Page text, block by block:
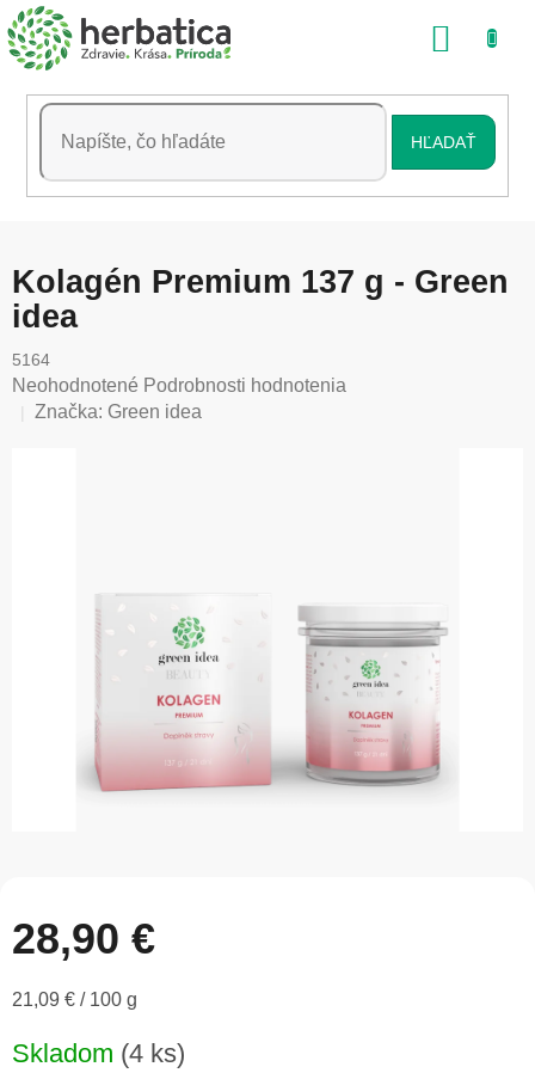
Prejsť
na
obsah
HĽADAŤ
Kolagén Premium 137 g - Green
idea
5164
Priemerné
hodnotenie
Neohodnotené Podrobnosti hodnotenia
Značka: Green idea
28,90 €
Jednotková
21,09 € / 100 g
Skladom (4 ks)